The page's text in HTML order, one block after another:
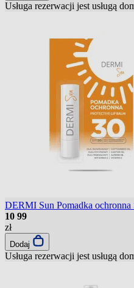
Usługa rezerwacji jest usługą
DERMI Sun Pomadka ochronna
10 99
zł
Dodaj
Usługa rezerwacji jest usługą